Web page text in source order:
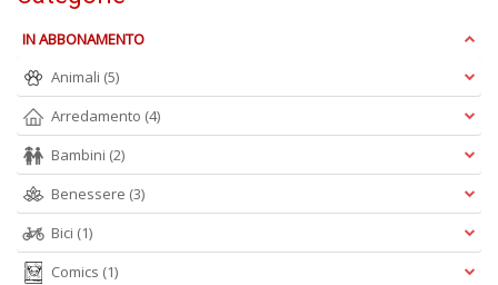
IN ABBONAMENTO
Animali (5)
Arredamento (4)
Bambini (2)
Benessere (3)
Bici (1)
Comics (1)